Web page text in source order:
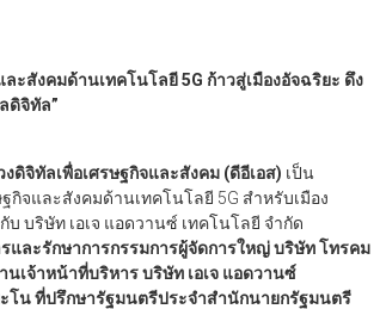
ะสังคมด้านเทคโนโลยี 5G ก้าวสู่เมืองอัจฉริยะ ดึง
ดิจิทัล”
จิทัลเพื่อเศรษฐกิจและสังคม (ดีอีเอส) เป็น
จและสังคมด้านเทคโนโลยี 5G สำหรับเมือง
บริษัท เอเจ แอดวานซ์ เทคโนโลยี จำกัด
และรักษาการกรรมการผู้จัดการใหญ่ บริษัท โทรคม
เจ้าหน้าที่บริหาร บริษัท เอเจ แอดวานซ์
โน ที่ปรึกษารัฐมนตรีประจำสำนักนายกรัฐมนตรี